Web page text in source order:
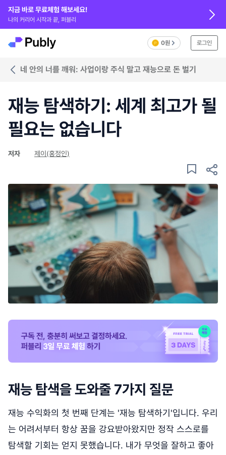
지금 바로 무료체험 해보세요!
나의 커리어 시작과 끝, 퍼블리
0원 로그인
네 안의 너를 깨워: 사업이랑 주식 말고 재능으로 돈 벌기
재능 탐색하기: 세계 최고가 될
필요는 없습니다
저자 제이(홍정인)
재능 탐색을 도와줄 7가지 질문
재능 수익화의 첫 번째 단계는 '재능 탐색하기'입니다. 우리
는 어려서부터 항상 꿈을 강요받아왔지만 정작 스스로를
탐색할 기회는 얻지 못했습니다. 내가 무엇을 잘하고 좋아